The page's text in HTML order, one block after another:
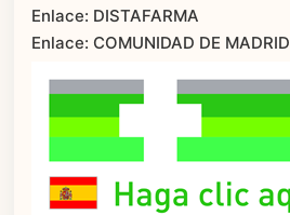
Enlace: DISTAFARMA
Enlace: COMUNIDAD DE MADRID